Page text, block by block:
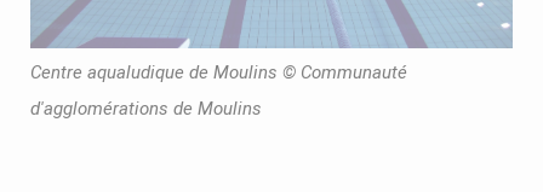
Centre aqualudique de Moulins © Communauté
d'agglomérations de Moulins